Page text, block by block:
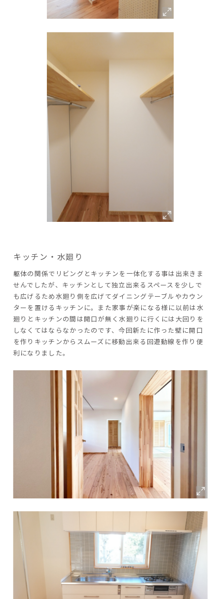
キッチン・水廻り
躯体の関係でリビングとキッチンを一体化する事は出来きま
せんでしたが、キッチンとして独立出来るスペースを少しで
も広げるため水廻り側を広げてダイニングテーブルやカウン
ターを置けるキッチンに。また家事が楽になる様に以前は水
廻りとキッチンの間は開口が無く水廻りに行くには大回りを
しなくてはならなかったのです、今回新たに作った壁に開口
を作りキッチンからスムーズに移動出来る回遊動線を作り便
利になりました。